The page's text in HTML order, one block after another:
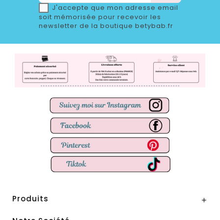
J'accepte que mon adresse email
soit mémorisée pour recevoir les
newsletter de la boutique betybab.fr
Produits 